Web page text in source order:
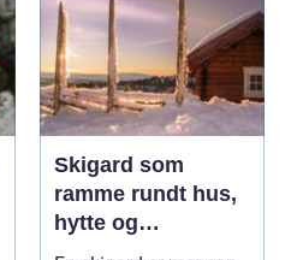
Skigard som
ramme rundt hus,
hytte og
kulturlandskap